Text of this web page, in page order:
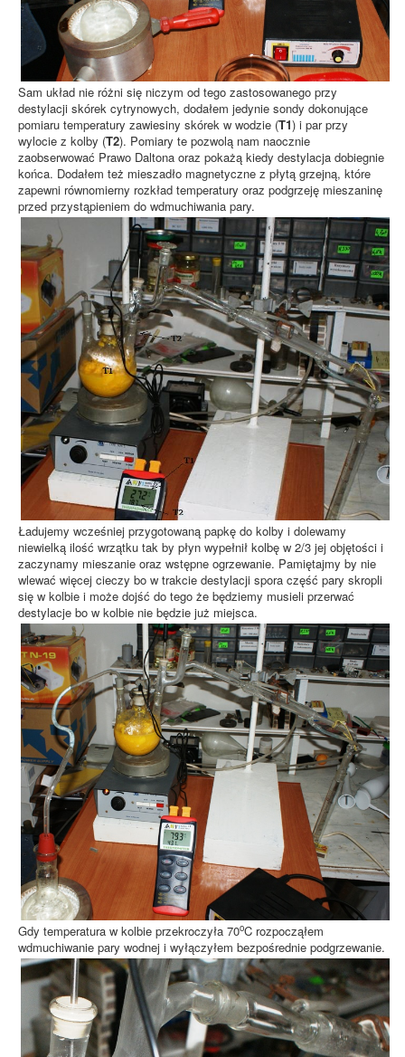
Sam układ nie różni się niczym od tego zastosowanego przy
destylacji skórek cytrynowych, dodałem jedynie sondy dokonujące
pomiaru temperatury zawiesiny skórek w wodzie (T1) i par przy
wylocie z kolby (T2). Pomiary te pozwolą nam naocznie
zaobserwować Prawo Daltona oraz pokażą kiedy destylacja dobiegnie
końca. Dodałem też mieszadło magnetyczne z płytą grzejną, które
zapewni równomierny rozkład temperatury oraz podgrzeję mieszaninę
przed przystąpieniem do wdmuchiwania pary.
Ładujemy wcześniej przygotowaną papkę do kolby i dolewamy
niewielką ilość wrzątku tak by płyn wypełnił kolbę w 2/3 jej objętości i
zaczynamy mieszanie oraz wstępne ogrzewanie. Pamiętajmy by nie
wlewać więcej cieczy bo w trakcie destylacji spora część pary skropli
się w kolbie i może dojść do tego że będziemy musieli przerwać
destylacje bo w kolbie nie będzie już miejsca.
Gdy temperatura w kolbie przekroczyła 70oC rozpocząłem
wdmuchiwanie pary wodnej i wyłączyłem bezpośrednie podgrzewanie.